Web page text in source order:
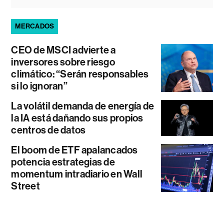
MERCADOS
CEO de MSCI advierte a
inversores sobre riesgo
climático: “Serán responsables
si lo ignoran”
La volátil demanda de energía de
la IA está dañando sus propios
centros de datos
El boom de ETF apalancados
potencia estrategias de
momentum intradiario en Wall
Street